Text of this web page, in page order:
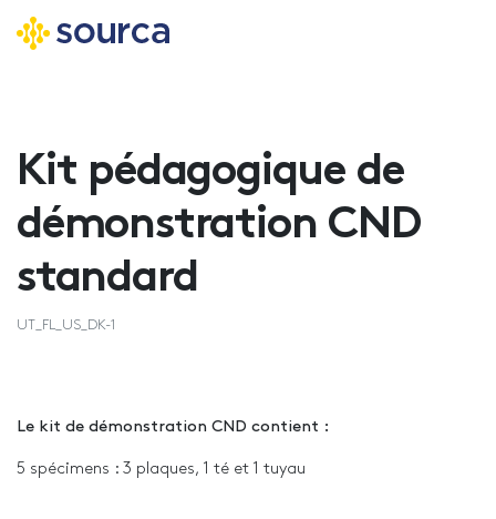
principal
Kit pédagogique de
démonstration CND
standard
UT_FL_US_DK-1
Le kit de démonstration CND contient :
5 spécimens : 3 plaques, 1 té et 1 tuyau